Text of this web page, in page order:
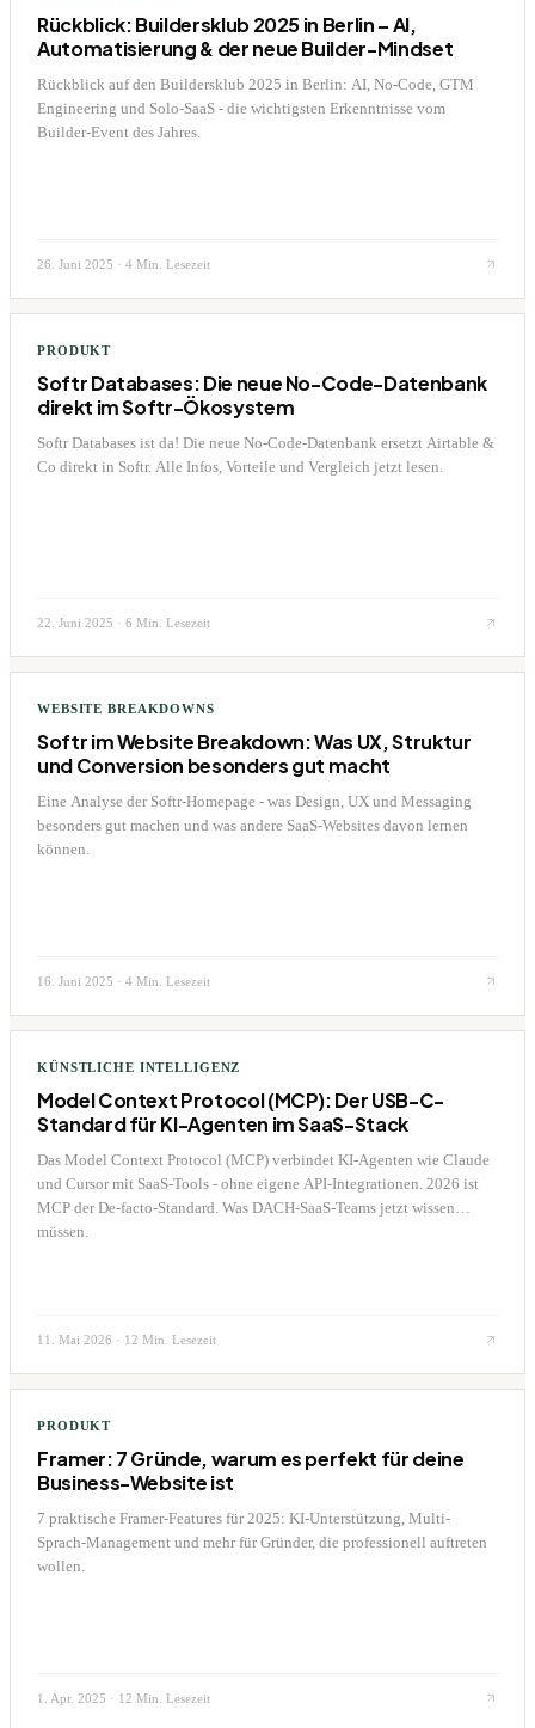
Rückblick: Buildersklub 2025 in Berlin – AI,
Automatisierung & der neue Builder-Mindset
Rückblick auf den Buildersklub 2025 in Berlin: AI, No-Code, GTM
Engineering und Solo-SaaS - die wichtigsten Erkenntnisse vom
Builder-Event des Jahres.
26. Juni 2025 · 4 Min. Lesezeit
PRODUKT
Softr Databases: Die neue No-Code-Datenbank
direkt im Softr-Ökosystem
Softr Databases ist da! Die neue No-Code-Datenbank ersetzt Airtable &
Co direkt in Softr. Alle Infos, Vorteile und Vergleich jetzt lesen.
22. Juni 2025 · 6 Min. Lesezeit
WEBSITE BREAKDOWNS
Softr im Website Breakdown: Was UX, Struktur
und Conversion besonders gut macht
Eine Analyse der Softr-Homepage - was Design, UX und Messaging
besonders gut machen und was andere SaaS-Websites davon lernen
können.
16. Juni 2025 · 4 Min. Lesezeit
KÜNSTLICHE INTELLIGENZ
Model Context Protocol (MCP): Der USB-C-
Standard für KI-Agenten im SaaS-Stack
Das Model Context Protocol (MCP) verbindet KI-Agenten wie Claude
und Cursor mit SaaS-Tools - ohne eigene API-Integrationen. 2026 ist
MCP der De-facto-Standard. Was DACH-SaaS-Teams jetzt wissen
müssen.
11. Mai 2026 · 12 Min. Lesezeit
PRODUKT
Framer: 7 Gründe, warum es perfekt für deine
Business-Website ist
7 praktische Framer-Features für 2025: KI-Unterstützung, Multi-
Sprach-Management und mehr für Gründer, die professionell auftreten
wollen.
1. Apr. 2025 · 12 Min. Lesezeit